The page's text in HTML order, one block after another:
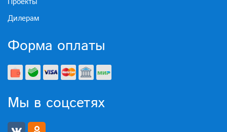
Дилерам
Форма оплаты
Мы в соцсетях